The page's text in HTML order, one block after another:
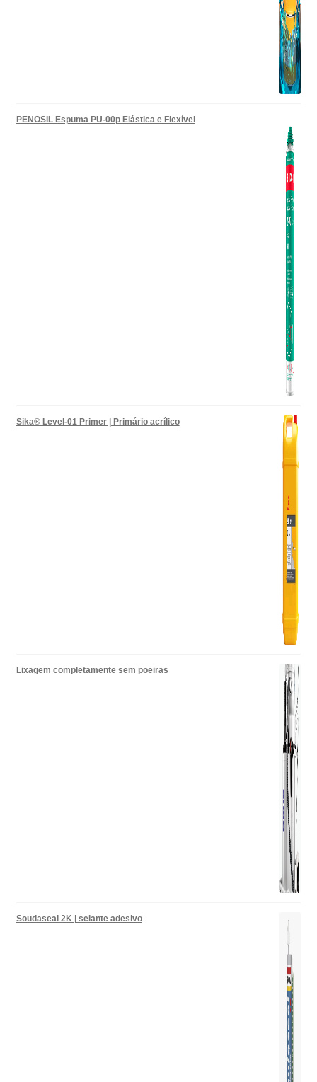
PENOSIL Espuma PU-00p Elástica e Flexível
Sika® Level-01 Primer | Primário acrílico
Lixagem completamente sem poeiras
Soudaseal 2K | selante adesivo